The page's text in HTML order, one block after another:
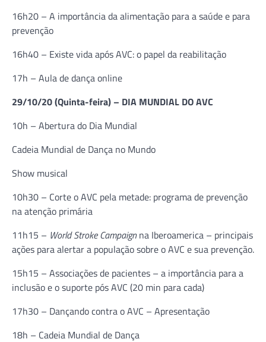
16h20 – A importância da alimentação para a saúde e para
prevenção
16h40 – Existe vida após AVC: o papel da reabilitação
17h – Aula de dança online
29/10/20 (Quinta-feira) – DIA MUNDIAL DO AVC
10h – Abertura do Dia Mundial
Cadeia Mundial de Dança no Mundo
Show musical
10h30 – Corte o AVC pela metade: programa de prevenção
na atenção primária
11h15 – World Stroke Campaignna Iberoamerica – principais
ações para alertar a população sobre o AVC e sua prevenção.
15h15 – Associações de pacientes – a importância para a
inclusão e o suporte pós AVC (20 min para cada)
17h30 – Dançando contra o AVC – Apresentação
18h – Cadeia Mundial de Dança